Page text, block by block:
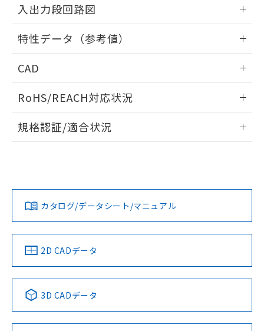
入出力段回路図
出力回路
特性データ（参考値）
CAD
ドすることができます。
ログイン/会員登録
ダウンロードデータをご利用いただく前に、以下を必ずお読
みください。
ソフトウェアの使用条件
RoHS/REACH対応状況
EU RoHS 注意事項・凡例
対応済み
中国 RoHS 注意事項・凡例
Pb Hg Cd Cr(VI)
規格認証/適合状況
LR型式承認
（イギリス
船舶規格）
DNV型式承認
（ノルウェー
BV型式承認
（フランス
KR型式
（韓国
No No No No
この製品の規格認証/適合状況ページへ
その他の認証はこちらのページからご検索ください
カタログ/データシート/マニュアル
2D CADデータ
3D CADデータ
※当社の共同利用者とは、
の共同利用に関して"
の「1.共同利
用者の範囲」に記載されている法人を
EU RoHS指令（10物質）の非含有証明書
※本証明書は発行日時点で非含有を証明す
るもので、過去に遡って非含有を証明する
ものではありません。
物質の対応では、対応完了までの期間は出
荷製品に未対応品が混在することから備考
欄に対応日を記載しておりました。
していることから、特段のことがない限
り、2022年1月12日より割愛しておりま